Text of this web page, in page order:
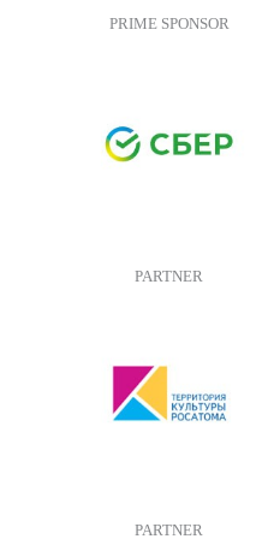
PRIME SPONSOR
PARTNER
PARTNER